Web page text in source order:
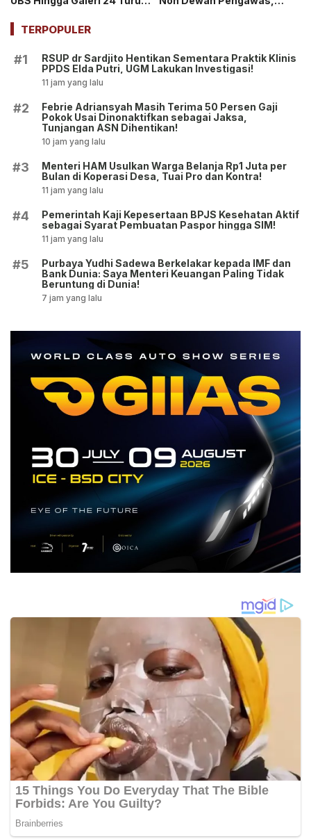
TERPOPULER
#1
RSUP dr Sardjito Hentikan Sementara Praktik Klinis
PPDS Elda Putri, UGM Lakukan Investigasi!
11 jam yang lalu
#2
Febrie Adriansyah Masih Terima 50 Persen Gaji
Pokok Usai Dinonaktifkan sebagai Jaksa,
Tunjangan ASN Dihentikan!
10 jam yang lalu
#3
Menteri HAM Usulkan Warga Belanja Rp1 Juta per
Bulan di Koperasi Desa, Tuai Pro dan Kontra!
11 jam yang lalu
#4
Pemerintah Kaji Kepesertaan BPJS Kesehatan Aktif
sebagai Syarat Pembuatan Paspor hingga SIM!
11 jam yang lalu
#5
Purbaya Yudhi Sadewa Berkelakar kepada IMF dan
Bank Dunia: Saya Menteri Keuangan Paling Tidak
Beruntung di Dunia!
7 jam yang lalu